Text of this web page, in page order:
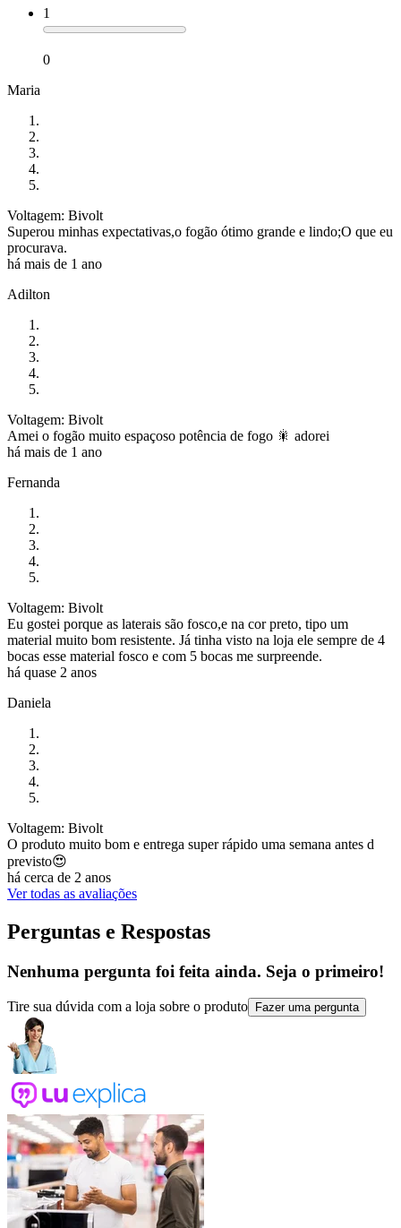
1
0
Maria
Voltagem: Bivolt
Superou minhas expectativas,o fogão ótimo grande e lindo;O que eu
procurava.
há mais de 1 ano
Adilton
Voltagem: Bivolt
Amei o fogão muito espaçoso potência de fogo 🎇 adorei
há mais de 1 ano
Fernanda
Voltagem: Bivolt
Eu gostei porque as laterais são fosco,e na cor preto, tipo um
material muito bom resistente. Já tinha visto na loja ele sempre de 4
bocas esse material fosco e com 5 bocas me surpreende.
há quase 2 anos
Daniela
Voltagem: Bivolt
O produto muito bom e entrega super rápido uma semana antes d
previsto😍
há cerca de 2 anos
Ver todas as avaliações
Perguntas e Respostas
Nenhuma pergunta foi feita ainda. Seja o primeiro!
Tire sua dúvida com a loja sobre o produto Fazer uma pergunta